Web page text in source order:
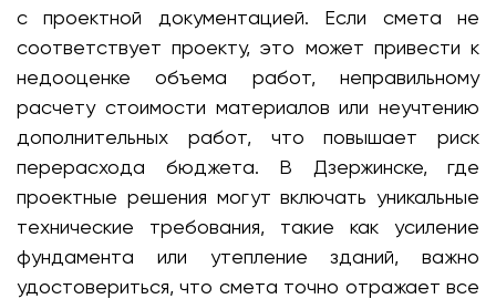
с проектной документацией. Если смета не
соответствует проекту, это может привести к
недооценке объема работ, неправильному
расчету стоимости материалов или неучтению
дополнительных работ, что повышает риск
перерасхода бюджета. В Дзержинске, где
проектные решения могут включать уникальные
технические требования, такие как усиление
фундамента или утепление зданий, важно
удостовериться, что смета точно отражает все